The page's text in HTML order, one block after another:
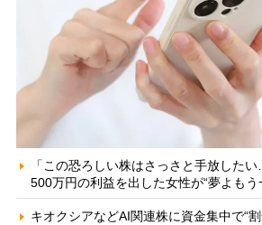
「この恐ろしい株はさっさと手放した
500万円の利益を出した女性が“夢よもう
キオクシアなどAI関連株に資金集中で“